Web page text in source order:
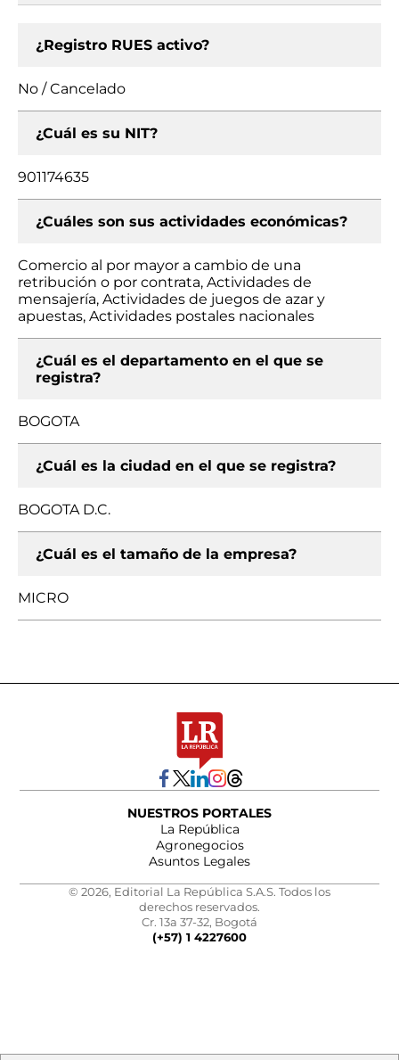
¿Registro RUES activo?
No / Cancelado
¿Cuál es su NIT?
901174635
¿Cuáles son sus actividades económicas?
Comercio al por mayor a cambio de una
retribución o por contrata, Actividades de
mensajería, Actividades de juegos de azar y
apuestas, Actividades postales nacionales
¿Cuál es el departamento en el que se
registra?
BOGOTA
¿Cuál es la ciudad en el que se registra?
BOGOTA D.C.
¿Cuál es el tamaño de la empresa?
MICRO
NUESTROS PORTALES
La República
Agronegocios
Asuntos Legales
© 2026, Editorial La República S.A.S. Todos los
derechos reservados.
Cr. 13a 37-32, Bogotá
(+57) 1 4227600